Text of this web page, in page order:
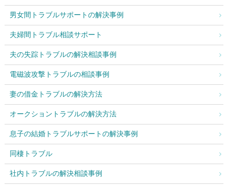
男女間トラブルサポートの解決事例
夫婦間トラブル相談サポート
夫の失踪トラブルの解決相談事例
電磁波攻撃トラブルの相談事例
妻の借金トラブルの解決方法
オークショントラブルの解決方法
息子の結婚トラブルサポートの解決事例
同棲トラブル
社内トラブルの解決相談事例